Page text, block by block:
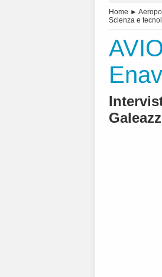
Home ►
Scienza e
Enav